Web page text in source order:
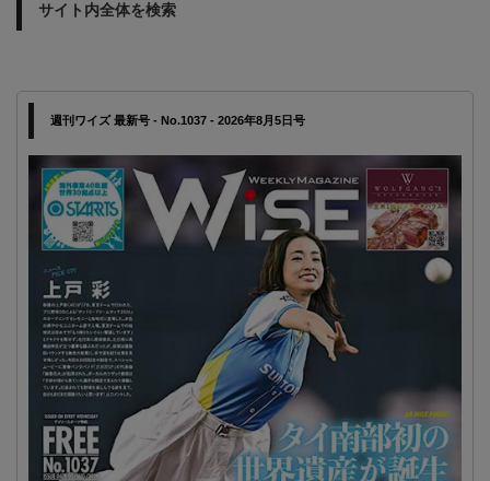
サイト内全体を検索
週刊ワイズ 最新号 - No.1037 - 2026年8月5日号